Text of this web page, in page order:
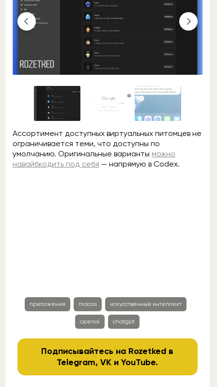
Ассортимент доступных виртуальных питомцев не
ограничивается теми, что доступны по
умолчанию. Оригинальные варианты можно
навайбкодить под себя — напрямую в Codex.
приложения macos искусственный интеллект
openai chatgpt
Подписывайтесь на Rozetked в
Telegram,VK иYouTube.